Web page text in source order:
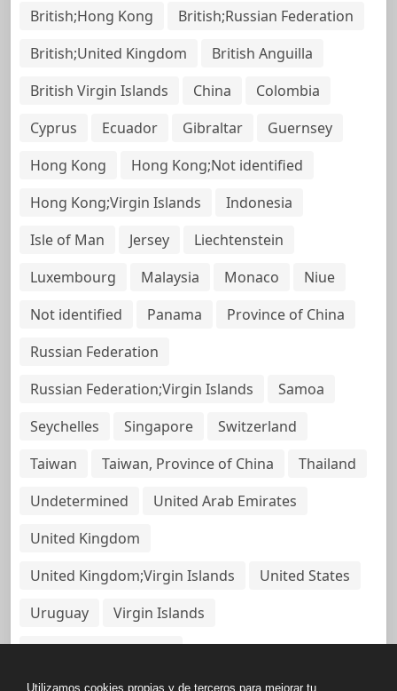
British;Hong Kong
British;Russian Federation
British;United Kingdom
British Anguilla
British Virgin Islands
China
Colombia
Cyprus
Ecuador Gibraltar
Guernsey
Hong Kong
Hong Kong;Not identified
Hong Kong;Virgin Islands
Indonesia
Isle of Man
Jersey
Liechtenstein
Luxembourg
Malaysia Monaco
Niue
Not identified
Panama
Province of China
Russian Federation
Russian Federation;Virgin Islands
Samoa
Seychelles
Singapore
Switzerland
Taiwan
Taiwan, Province of China
Thailand
Undetermined
United Arab Emirates
United Kingdom
United Kingdom;Virgin Islands
United States
Uruguay
Virgin Islands
Virgin Islands, British
Utilizamos cookies propias y de terceros para mejorar tu